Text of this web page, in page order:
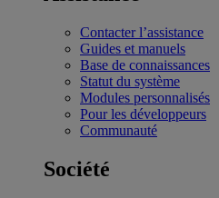
Contacter l’assistance
Guides et manuels
Base de connaissances
Statut du système
Modules personnalisés
Pour les développeurs
Communauté
Société